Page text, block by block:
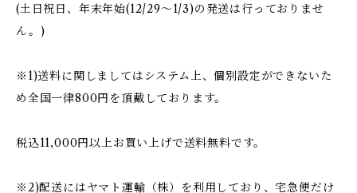
(土日祝日、年末年始(12/29〜1/3)の発送は行っておりませ
ん。)
※1)送料に関しましてはシステム上、個別設定ができないた
め全国一律800円を頂戴しております。
税込11,000円以上お買い上げで送料無料です。
※2)配送にはヤマト運輸（株）を利用しており、宅急便だけ